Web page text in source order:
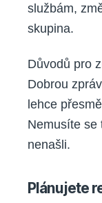
službám,
skupina.
Důvodů pro
Dobrou
lehce
Nemusíte se
nenašli.
Plánujete